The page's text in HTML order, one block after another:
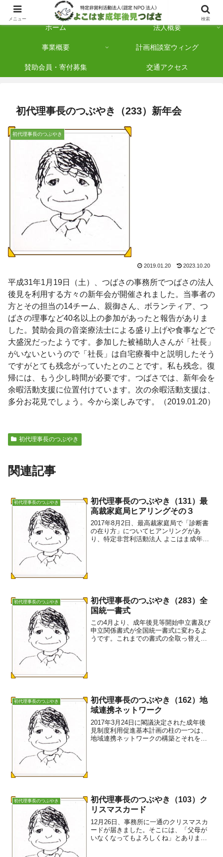
横浜市保土ケ谷区を拠点に「法人後見」を多数手がけている認定NPO法人です
ホーム 法人概要
事業概要 計画相談室ウィング
賛助会員・寄付募集 交通アクセス
初代理事長のつぶやき（233）新年会
初代理事長のつぶやき
2019.01.20 2023.10.20
平成31年1月19日（土）、つばさの事務所でつばさの法人
後見を利用する方々の新年会が開催されました。当事者の
方とその担当の14チーム、親御さん、ボランティア、つ
ばさの理事など40名以上の参加があったと報告がありま
した。賛助会員の音楽療法士による盛り上げや食事などで
大盛況だったようです。参加した被補助人さんが「社長」
がいないというので「社長」は自宅療養中と説明したそう
ですがとても残念がっていたとのことです。私も残念。復
帰には、もう少し時間が必要です。つばさでは、新年会を
余暇活動支援に位置付けています。次の余暇活動支援は、
多分お花見でしょう。今から楽しみです。（2019.01.20）
初代理事長のつぶやき
関連記事
初代理事長のつぶやき
初代理事長のつぶやき（131）最
高裁家庭局ヒアリングその３
2017年8月2日、最高裁家庭局で「診断書
の在り方」についてヒアンリングがあ
り、特定非営利活動法人 よこはま成年後
初代理事長のつぶやき
初代理事長のつぶやき（283）全
国統一書式
この4月より、成年後見等開始申立書及び
申立関係書式が全国統一書式に変わるよ
うです。これまでの書式の全取っ替えで
初代理事長のつぶやき
初代理事長のつぶやき（162）地
域連携ネットワーク
2017年3月24日に閣議決定された成年後
見制度利用促進基本計画の柱の一つは、
地域連携ネットワークの構築とそれをコ
初代理事長のつぶやき
初代理事長のつぶやき（103）ク
リスマスカード
12月26日、事務所に一通のクリスマスカ
ードが届きました。そこには、「父母が
いなくなってもよろしくね」とありまし
メニュー 検索